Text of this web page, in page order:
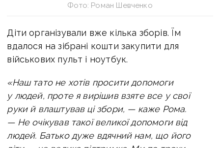
Фото: Роман Шевченко
Діти організували вже кілька зборів. Їм
вдалося на зібрані кошти закупити для
військових пульт і ноутбук.
«Наш тато не хотів просити допомоги
у людей, проте я вирішив взяте все у свої
руки й влаштував ці збори, — каже Рома.
— Не очікував такої великої допомоги від
людей. Батько дуже вдячний нам, що його